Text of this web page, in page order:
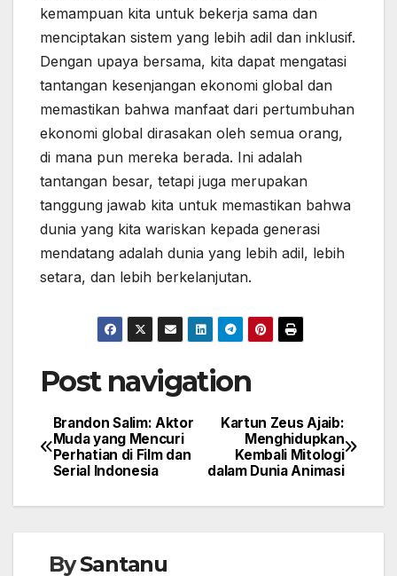
kemampuan kita untuk bekerja sama dan
menciptakan sistem yang lebih adil dan inklusif.
Dengan upaya bersama, kita dapat mengatasi
tantangan kesenjangan ekonomi global dan
memastikan bahwa manfaat dari pertumbuhan
ekonomi global dirasakan oleh semua orang,
di mana pun mereka berada. Ini adalah
tantangan besar, tetapi juga merupakan
tanggung jawab kita untuk memastikan bahwa
dunia yang kita wariskan kepada generasi
mendatang adalah dunia yang lebih adil, lebih
setara, dan lebih berkelanjutan.
Post navigation
Kartun Zeus Ajaib:
Menghidupkan
Kembali Mitologi
dalam Dunia Animasi
Brandon Salim: Aktor
Muda yang Mencuri
Perhatian di Film dan
Serial Indonesia
BySantanu